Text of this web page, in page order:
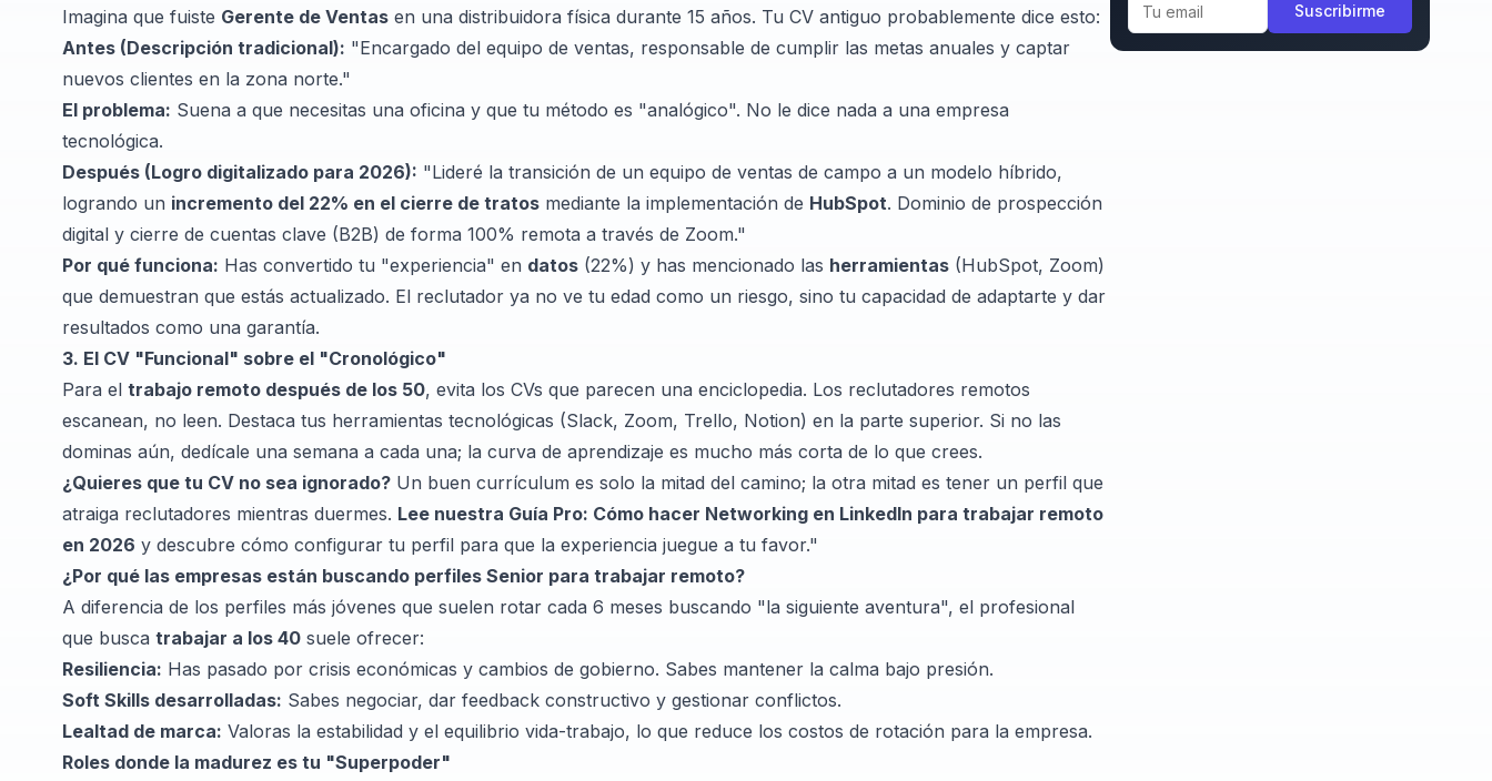
Imagina que fuiste Gerente de Ventas en una distribuidora física durante 15 años. Tu CV antiguo probablemente dice esto:
Antes (Descripción tradicional): "Encargado del equipo de ventas, responsable de cumplir las metas anuales y captar
nuevos clientes en la zona norte."
El problema: Suena a que necesitas una oficina y que tu método es "analógico". No le dice nada a una empresa
tecnológica.
Después (Logro digitalizado para 2026): "Lideré la transición de un equipo de ventas de campo a un modelo híbrido,
logrando un incremento del 22% en el cierre de tratos mediante la implementación de HubSpot. Dominio de prospección
digital y cierre de cuentas clave (B2B) de forma 100% remota a través de Zoom."
Por qué funciona: Has convertido tu "experiencia" en datos (22%) y has mencionado las herramientas (HubSpot, Zoom)
que demuestran que estás actualizado. El reclutador ya no ve tu edad como un riesgo, sino tu capacidad de adaptarte y dar
resultados como una garantía.
3. El CV "Funcional" sobre el "Cronológico"
Para el trabajo remoto después de los 50, evita los CVs que parecen una enciclopedia. Los reclutadores remotos
escanean, no leen. Destaca tus herramientas tecnológicas (Slack, Zoom, Trello, Notion) en la parte superior. Si no las
dominas aún, dedícale una semana a cada una; la curva de aprendizaje es mucho más corta de lo que crees.
¿Quieres que tu CV no sea ignorado? Un buen currículum es solo la mitad del camino; la otra mitad es tener un perfil que
atraiga reclutadores mientras duermes. Lee nuestra Guía Pro: Cómo hacer Networking en LinkedIn para trabajar remoto
en 2026 y descubre cómo configurar tu perfil para que la experiencia juegue a tu favor."
¿Por qué las empresas están buscando perfiles Senior para trabajar remoto?
A diferencia de los perfiles más jóvenes que suelen rotar cada 6 meses buscando "la siguiente aventura", el profesional
que busca trabajar a los 40 suele ofrecer:
Resiliencia: Has pasado por crisis económicas y cambios de gobierno. Sabes mantener la calma bajo presión.
Soft Skills desarrolladas: Sabes negociar, dar feedback constructivo y gestionar conflictos.
Lealtad de marca: Valoras la estabilidad y el equilibrio vida-trabajo, lo que reduce los costos de rotación para la empresa.
Roles donde la madurez es tu "Superpoder"
Suscribirme